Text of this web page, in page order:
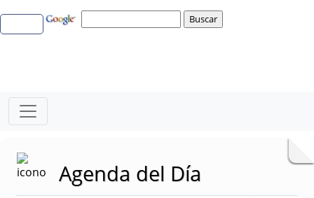
Agenda del Día